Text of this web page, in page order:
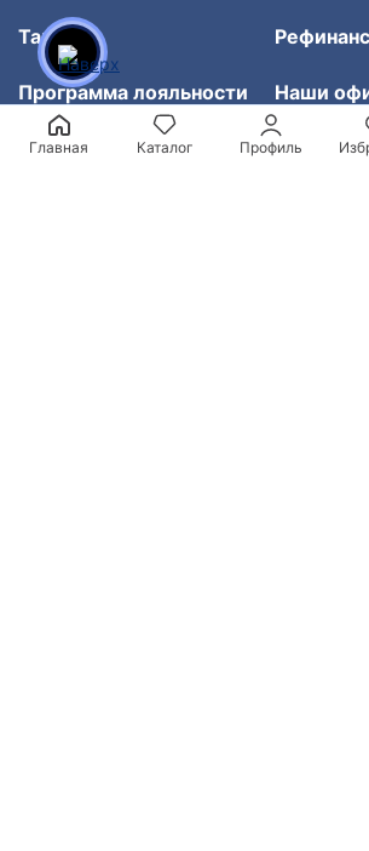
Тарифы
Программа лояльности Наши
Личный кабинет
Главная Каталог Профиль